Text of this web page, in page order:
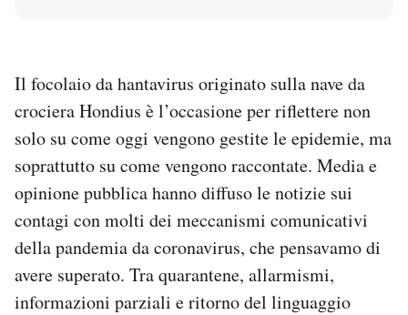
AREA PERSONALE
Il focolaio da hantavirus originato sulla nave da
crociera Hondius è l’occasione per riflettere non
solo su come oggi vengono gestite le epidemie, ma
soprattutto su come vengono raccontate. Media e
opinione pubblica hanno diffuso le notizie sui
contagi con molti dei meccanismi comunicativi
della pandemia da coronavirus, che pensavamo di
avere superato. Tra quarantene, allarmismi,
informazioni parziali e ritorno del linguaggio